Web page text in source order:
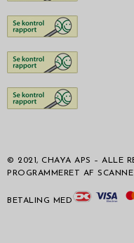
© 2021, CHAYA APS – ALLE
PROGRAMMERET AF
BETALING MED